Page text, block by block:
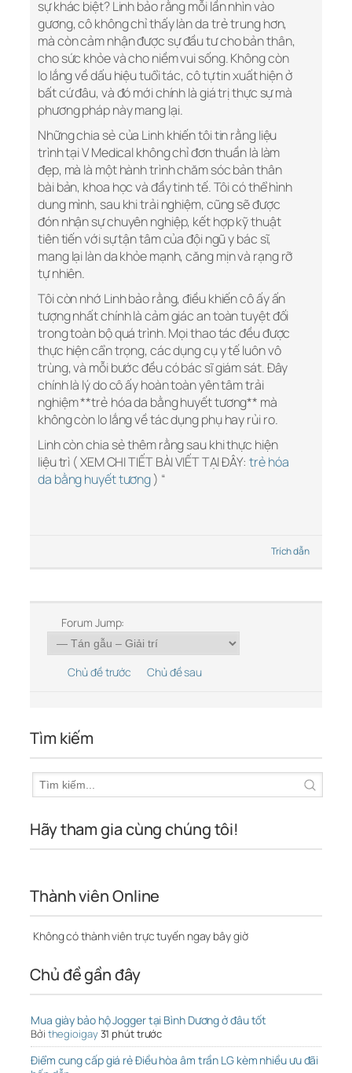
sự khác biệt? Linh bảo rằng mỗi lần nhìn vào
gương, cô không chỉ thấy làn da trẻ trung hơn,
mà còn cảm nhận được sự đầu tư cho bản thân,
cho sức khỏe và cho niềm vui sống. Không còn
lo lắng về dấu hiệu tuổi tác, cô tự tin xuất hiện ở
bất cứ đâu, và đó mới chính là giá trị thực sự mà
phương pháp này mang lại.
Những chia sẻ của Linh khiến tôi tin rằng liệu
trình tại V Medical không chỉ đơn thuần là làm
đẹp, mà là một hành trình chăm sóc bản thân
bài bản, khoa học và đầy tinh tế. Tôi có thể hình
dung mình, sau khi trải nghiệm, cũng sẽ được
đón nhận sự chuyên nghiệp, kết hợp kỹ thuật
tiên tiến với sự tận tâm của đội ngũ y bác sĩ,
mang lại làn da khỏe mạnh, căng mịn và rạng rỡ
tự nhiên.
Tôi còn nhớ Linh bảo rằng, điều khiến cô ấy ấn
tượng nhất chính là cảm giác an toàn tuyệt đối
trong toàn bộ quá trình. Mọi thao tác đều được
thực hiện cẩn trọng, các dụng cụ y tế luôn vô
trùng, và mỗi bước đều có bác sĩ giám sát. Đây
chính là lý do cô ấy hoàn toàn yên tâm trải
nghiệm **trẻ hóa da bằng huyết tương** mà
không còn lo lắng về tác dụng phụ hay rủi ro.
Linh còn chia sẻ thêm rằng sau khi thực hiện
liệu trì ( XEM CHI TIẾT BÀI VIẾT TẠI ĐÂY: trẻ hóa
da bằng huyết tương) “
Trích dẫn
Forum Jump:
Chủ đề trước Chủ đề sau
Tìm kiếm
Hãy tham gia cùng chúng tôi!
Thành viên Online
Không có thành viên trực tuyến ngay bây giờ
Chủ đề gần đây
Mua giày bảo hộ Jogger tại Bình Dương ở đâu tốt
Bởi thegioigay31 phút trước
Điểm cung cấp giá rẻ Điều hòa âm trần LG kèm nhiều ưu đãi